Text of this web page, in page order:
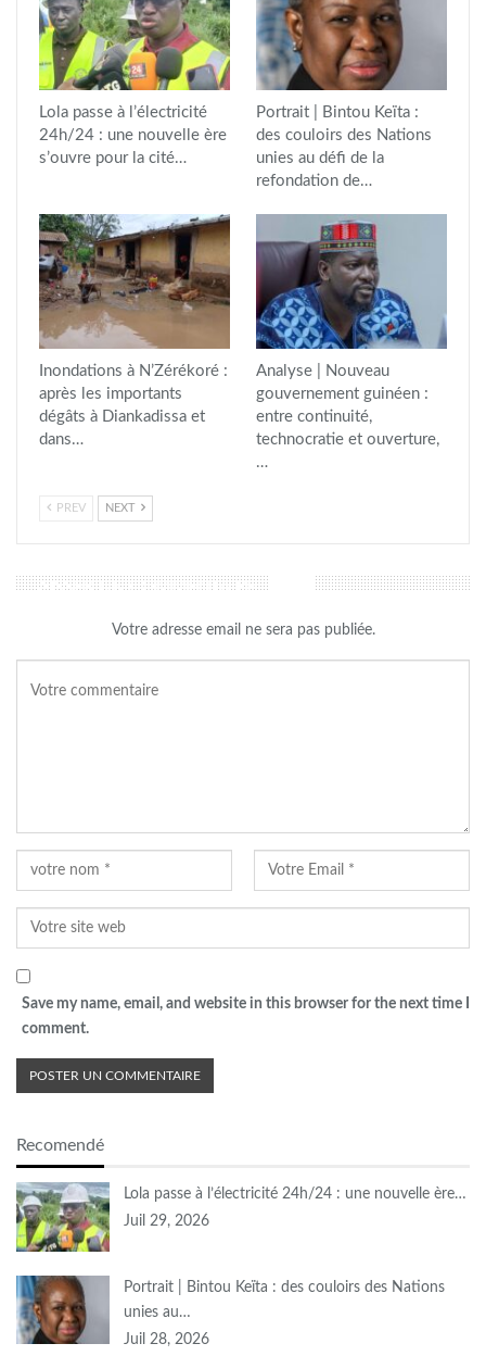
Lola passe à l’électricité
24h/24 : une nouvelle ère
s’ouvre pour la cité…
Portrait | Bintou Keïta :
des couloirs des Nations
unies au défi de la
refondation de…
Inondations à N’Zérékoré :
après les importants
dégâts à Diankadissa et
dans…
Analyse | Nouveau
gouvernement guinéen :
entre continuité,
technocratie et ouverture,
…
PREV NEXT
LAISSER UN COMMENTAIRE
Votre adresse email ne sera pas publiée.
Save my name, email, and website in this browser for the next time I
comment.
Recomendé
Lola passe à l’électricité 24h/24 : une nouvelle ère…
Juil 29, 2026
Portrait | Bintou Keïta : des couloirs des Nations
unies au…
Juil 28, 2026